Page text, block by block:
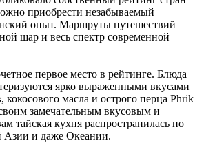
приобрести незабываемый
опыт. Маршруты путешествий
шар и весь спектр современной
первое место в рейтинге. Блюда
ярко выраженными вкусами
кокосового масла и острого перца Phrik
замечательным вкусовым и
тайская кухня распространилась по
Азии и даже Океании.